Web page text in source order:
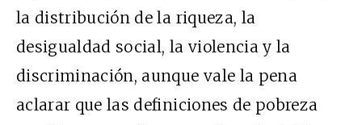
la distribución de la riqueza, la
desigualdad social, la violencia y la
discriminación, aunque vale la pena
aclarar que las definiciones de pobreza